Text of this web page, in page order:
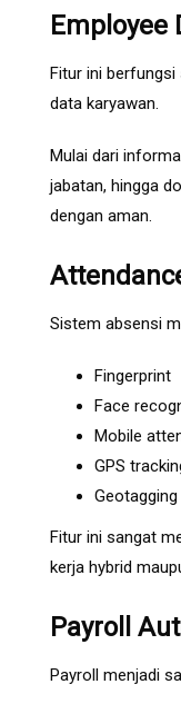
Employee
Fitur ini
data karyawan.
Mulai dari
jabatan, hingga
dengan aman.
Sistem absensi
Fingerprint
Face
Mobile
GPS
Geotagging
Fitur ini sangat
kerja hybrid
Payroll
Payroll menjadi